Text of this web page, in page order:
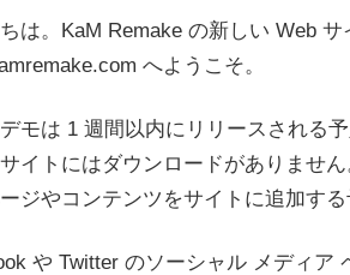
は。KaM Remake の新しい Web サ
へようこそ。
モは 1 週間以内にリリースされる
イトにはダウンロードがありませ
ジやコンテンツをサイトに追加す
や Twitter のソーシャル メディア